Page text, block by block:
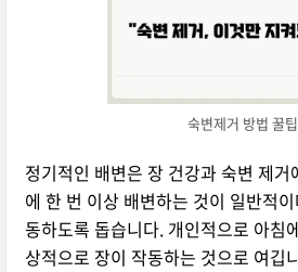
숙변제거 방법 꿀팁
정기적인 배변은 장 건강과 숙변 제
에 한 번 이상 배변하는 것이 일반적
동하도록 돕습니다. 개인적으로 아침
상적으로 장이 작동하는 것으로 여깁